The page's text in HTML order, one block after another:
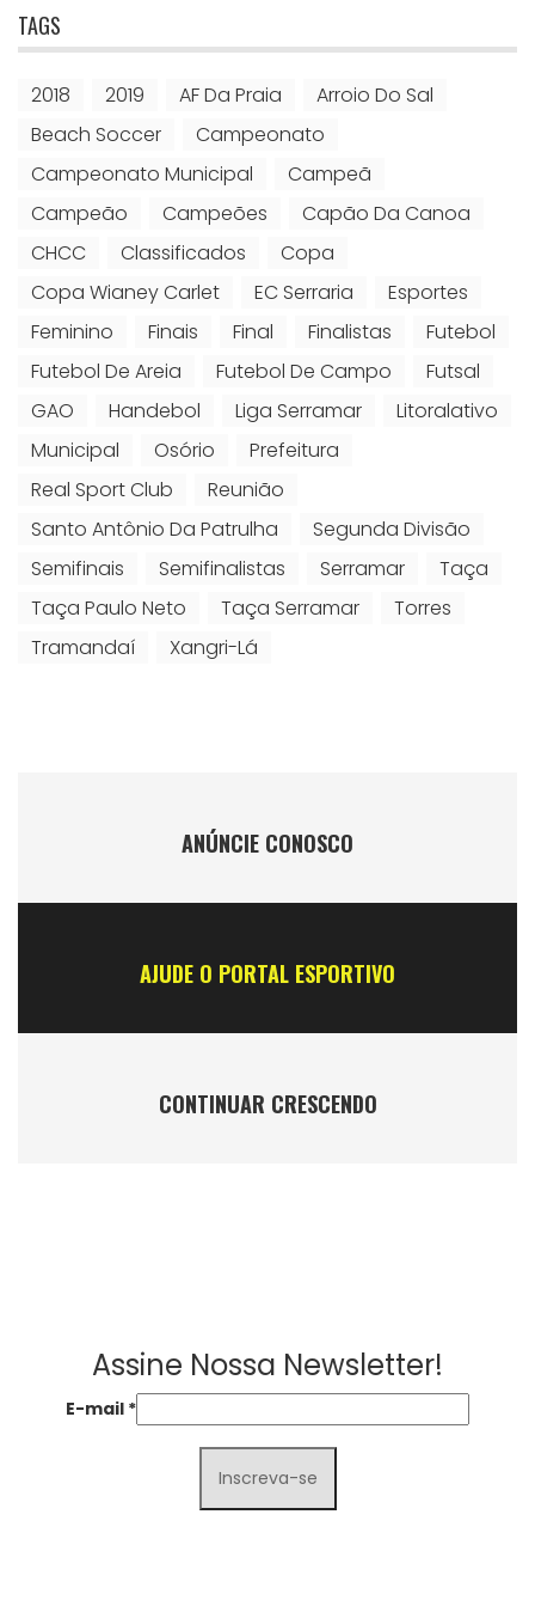
TAGS
2018 2019 AF Da Praia
Arroio Do Sal
Beach Soccer
Campeonato
Campeonato Municipal
Campeã
Campeão
Campeões
Capão Da Canoa
CHCC
Classificados
Copa
Copa Wianey Carlet
EC Serraria
Esportes
Feminino
Finais Final Finalistas
Futebol
Futebol De Areia
Futebol De Campo
Futsal
GAO
Handebol Liga Serramar
Litoralativo
Municipal
Osório
Prefeitura
Real Sport Club
Reunião
Santo Antônio Da Patrulha
Segunda Divisão
Semifinais
Semifinalistas Serramar
Taça
Taça Paulo Neto
Taça Serramar
Torres
Tramandaí
Xangri-Lá
ANÚNCIE CONOSCO
AJUDE O PORTAL ESPORTIVO
CONTINUAR CRESCENDO
Assine Nossa Newsletter!
E-mail *